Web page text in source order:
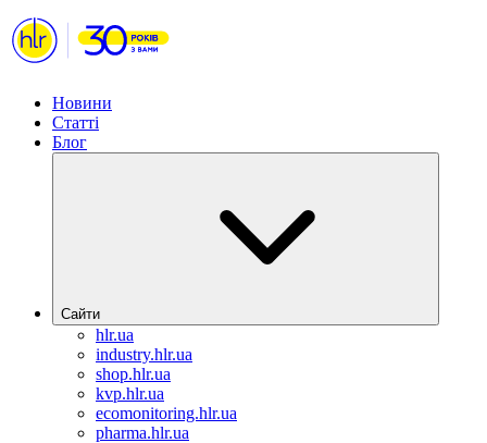
Новини
Статті
Блог
Сайти
hlr.ua
industry.hlr.ua
shop.hlr.ua
kvp.hlr.ua
ecomonitoring.hlr.ua
pharma.hlr.ua